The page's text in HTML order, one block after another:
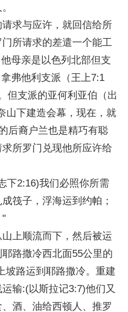
求与应许，就回信给所
所请求的差遣一个能工
母亲是以色列北部但支
弗他利支派（王上7:1
但支派的亚何利亚伯（出
山下建造会幕，现在，就
后裔户兰也是精巧有聪
所罗门兑现他所应许给
2:16)我们必照你所需
筏子，浮海运到约帕；
"
上顺流而下，然后被运
路撒冷西北面55公里的
坡路运到耶路撒冷。重建
输:(以斯拉记3:7)他们又
酒、油给西顿人、推罗